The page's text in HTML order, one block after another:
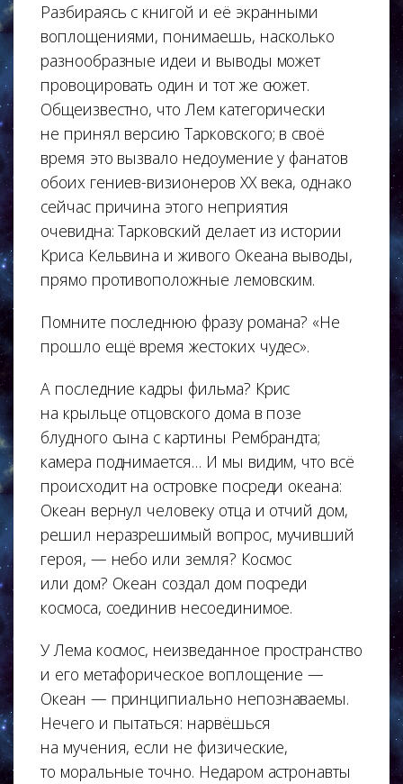
Разбираясь с книгой и её экранными
воплощениями, понимаешь, насколько
разнообразные идеи и выводы может
провоцировать один и тот же сюжет.
Общеизвестно, что Лем категорически
не принял версию Тарковского; в своё
время это вызвало недоумение у фанатов
обоих гениев-визионеров ХХ века, однако
сейчас причина этого неприятия
очевидна: Тарковский делает из истории
Криса Кельвина и живого Океана выводы,
прямо противоположные лемовским.
Помните последнюю фразу романа? «Не
прошло ещё время жестоких чудес».
А последние кадры фильма? Крис
на крыльце отцовского дома в позе
блудного сына с картины Рембрандта;
камера поднимается… И мы видим, что всё
происходит на островке посреди океана:
Океан вернул человеку отца и отчий дом,
решил неразрешимый вопрос, мучивший
героя, — небо или земля? Космос
или дом? Океан создал дом посреди
космоса, соединив несоединимое.
У Лема космос, неизведанное пространство
и его метафорическое воплощение —
Океан — принципиально непознаваемы.
Нечего и пытаться: нарвёшься
на мучения, если не физические,
то моральные точно. Недаром астронавты